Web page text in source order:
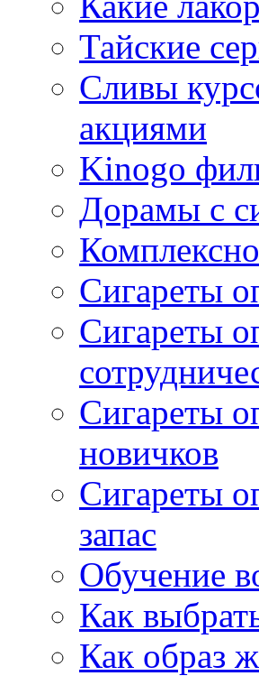
Тайские
Сливы
акциями
Kinogo
Дорамы с
Сигареты
Сигареты
Сигареты
новичков
Сигареты
запас
Обучение
Как
Как образ